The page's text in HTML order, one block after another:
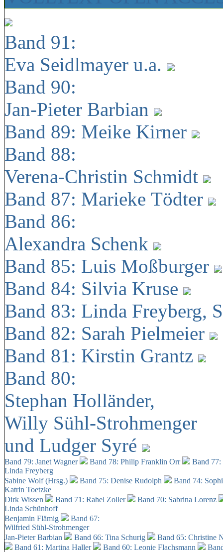
Band 91:
Eva Seidlmayer u.a.
Band 90:
Jan-Pieter Barbian
Band 89: Meike Kirner
Band 88:
Verena-Christin Schmidt
Band 87: Marieke Tödter
Band 86:
Alexandra Schenk
Band 85: Luis Moßburger
Band 84: Silvia Kruse
Band 83: Linda Freyberg,
Band 82: Sarah Pielmeier
Band 81: Kirstin Grantz
Band 80:
Stephan Holländer,
Willy Sühl-Strohmenger
und Ludger Syré
Band 79: Janet Wagner Band 78: Philip Franklin Orr
Band
Linda Freyberg
Sabine Wolf (Hrsg.)
Band 75: Denise Rudolph
Band 74:
Katrin Toetzke
Dirk Wissen
Band 71: Rahel Zoller
Band 70: Sabrina Lorenz
Linda Schünhoff
Benjamin Flämig
Band 67:
Wilfried Sühl-Strohmenger
Jan-Pieter Barbian
Band 66: Tina Schurig
Band 65: Christine
Band 61: Martina Haller
Band 60: Leonie Flachsmann